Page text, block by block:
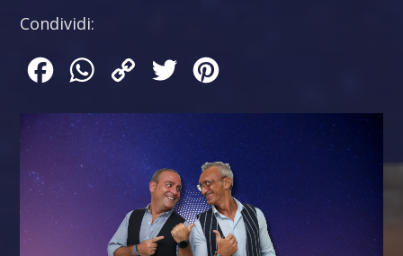
Condividi:
FacebookWhatsApp
Copy
Twitter